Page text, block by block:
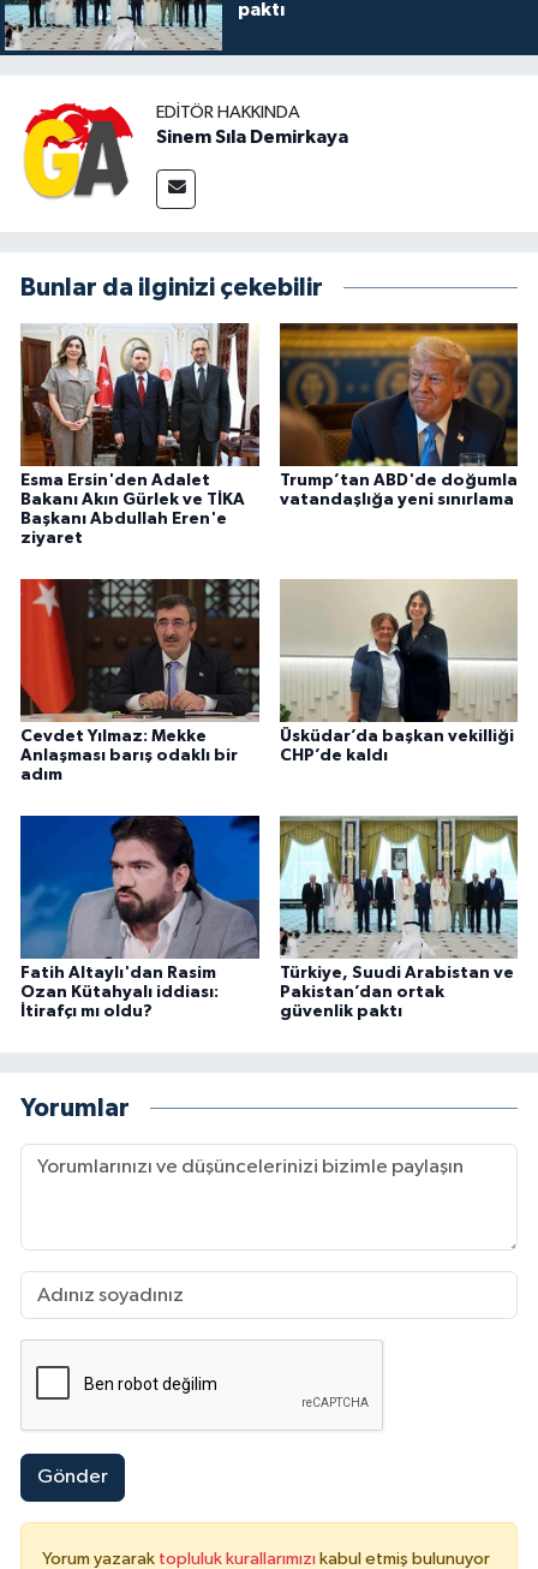
paktı
EDITÖR HAKKINDA
Sinem Sıla Demirkaya
Bunlar da ilginizi çekebilir
Esma Ersin'den Adalet
Bakanı Akın Gürlek ve TİKA
Başkanı Abdullah Eren'e
ziyaret
Trump’tan ABD'de doğumla
vatandaşlığa yeni sınırlama
Cevdet Yılmaz: Mekke
Anlaşması barış odaklı bir
adım
Üsküdar’da başkan vekilliği
CHP’de kaldı
Fatih Altaylı'dan Rasim
Ozan Kütahyalı iddiası:
İtirafçı mı oldu?
Türkiye, Suudi Arabistan ve
Pakistan’dan ortak
güvenlik paktı
Yorumlar
Gönder
Yorum yazarak topluluk kurallarımızı kabul etmiş bulunuyor